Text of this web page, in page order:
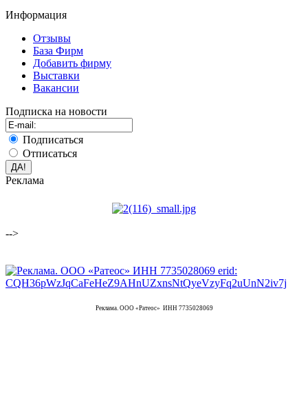
Информация
Отзывы
База Фирм
Добавить фирму
Выставки
Вакансии
Подписка на новости
Подписаться
Отписаться
Реклама
-->
Реклама. ООО «Ратеос» ИНН 7735028069